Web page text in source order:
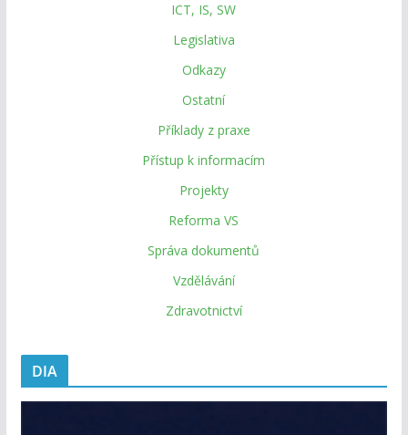
ICT, IS, SW
Legislativa
Odkazy
Ostatní
Příklady z praxe
Přístup k informacím
Projekty
Reforma VS
Správa dokumentů
Vzdělávání
Zdravotnictví
DIA